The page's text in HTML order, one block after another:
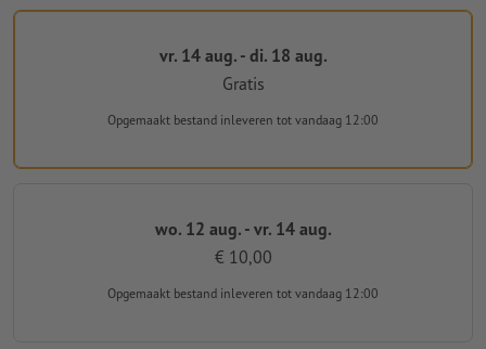
vr. 14 aug. - di. 18 aug.
Gratis
Opgemaakt bestand inleveren tot vandaag 12:00
wo. 12 aug. - vr. 14 aug.
€ 10,00
Opgemaakt bestand inleveren tot vandaag 12:00